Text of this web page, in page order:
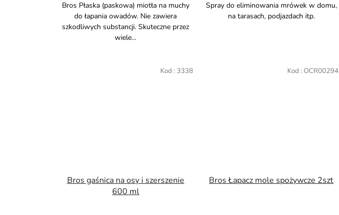
Bros Płaska (paskowa) miotła na muchy
do łapania owadów. Nie zawiera
szkodliwych substancji. Skuteczne przez
wiele...
Spray do eliminowania mrówek w domu,
na tarasach, podjazdach itp.
Bros gaśnica na osy i szerszenie
600 ml
Kod : 3338
Bros Łapacz mole spożywcze 2szt
Kod : OCR00294